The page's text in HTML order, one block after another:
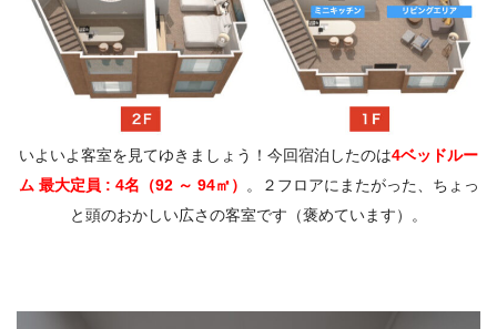
いよいよ客室を見てゆきましょう！今回宿泊したのは4ベッドルー
ム 最大定員 : 4名（92 ～ 94㎡）
。２フロアにまたがった、ちょっ
と頭のおかしい広さの客室です（褒めています）。